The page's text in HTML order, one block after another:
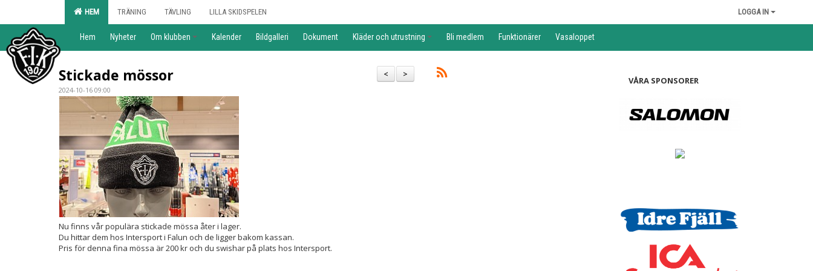
HEM TRÄNING TÄVLING LILLA SKIDSPELEN LOGGA IN
Hem Nyheter Om klubben Kalender Bildgalleri Dokument Kläder och utrustning Bli medlem Funktionärer Vasaloppet
>
<
Stickade mössor
2024-10-16 09:00
Nu finns vår populära stickade mössa åter i lager.
Du hittar dem hos Intersport i Falun och de ligger bakom kassan.
Pris för denna fina mössa är 200 kr och du swishar på plats hos Intersport.
VÅRA SPONSORER